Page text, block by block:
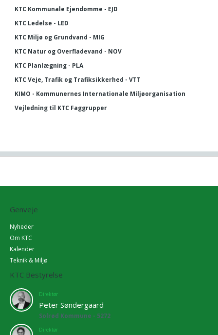
KTC Kommunale Ejendomme - EJD
KTC Ledelse - LED
KTC Miljø og Grundvand - MIG
KTC Natur og Overfladevand - NOV
KTC Planlægning - PLA
KTC Veje, Trafik og Trafiksikkerhed - VTT
KIMO - Kommunernes Internationale Miljøorganisation
Vejledning til KTC Faggrupper
Genveje
Nyheder
Om KTC
Kalender
Teknik & Miljø
KTC Bestyrelse
Direktør
Peter Søndergaard
Solrød Kommune - 5272
Direktør